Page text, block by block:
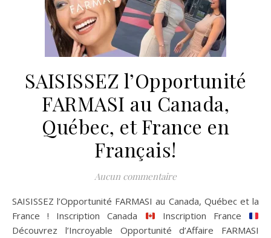
SAISISSEZ l’Opportunité
FARMASI au Canada,
Québec, et France en
Français!
Aucun commentaire
SAISISSEZ l’Opportunité FARMASI au Canada, Québec et la
France ! Inscription Canada
Inscription France
Découvrez l’Incroyable Opportunité d’Affaire FARMASI